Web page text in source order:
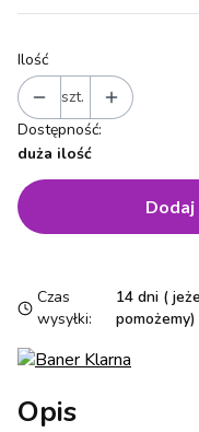
Ilość
szt.
Dostępność:
duża ilość
Dodaj
Czas
wysyłki:
14 dni (
pomożemy)
Opis